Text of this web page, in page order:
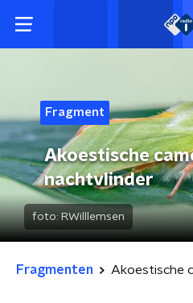
Fragment
Akoestische
nachtvlinder
foto: RWilllemsen
Fragmenten